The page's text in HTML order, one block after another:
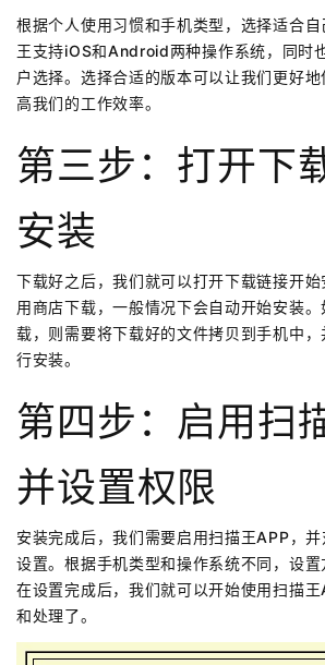
根据个人使用习惯和手机类型，选择适合
王支持iOS和Android两种操作系统，同时
户选择。选择合适的版本可以让我们更好
高我们的工作效率。
第三步：打开下
安装
下载好之后，我们就可以打开下载链接开
用商店下载，一般情况下会自动开始安装
载，则需要将下载好的文件拷贝到手机中
行安装。
第四步：启用扫
并设置权限
安装完成后，我们需要启用扫描王APP，
设置。根据手机类型和操作系统不同，设置
在设置完成后，我们就可以开始使用扫描
和处理了。